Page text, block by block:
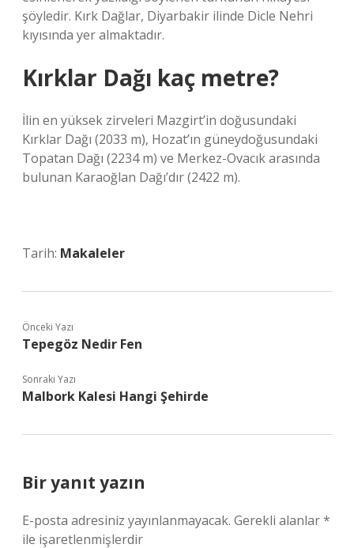
şöyledir. Kırk Dağlar, Diyarbakir ilinde Dicle Nehri
kıyısında yer almaktadır.
Kırklar Dağı kaç metre?
İlin en yüksek zirveleri Mazgirt’in doğusundaki
Kırklar Dağı (2033 m), Hozat’ın güneydoğusundaki
Topatan Dağı (2234 m) ve Merkez-Ovacık arasında
bulunan Karaoğlan Dağı’dır (2422 m).
Tarih: Makaleler
Önceki Yazı
Tepegöz Nedir Fen
Sonraki Yazı
Malbork Kalesi Hangi Şehirde
Bir yanıt yazın
E-posta adresiniz yayınlanmayacak. Gerekli alanlar*
ile işaretlenmişlerdir